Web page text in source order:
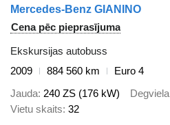
Mercedes-Benz GIANINO
Cena pēc pieprasījuma
Ekskursijas autobuss
2009
884 560 km
Euro 4
Jauda 240 ZS (176 kW) Degviela
Vietu skaits 32